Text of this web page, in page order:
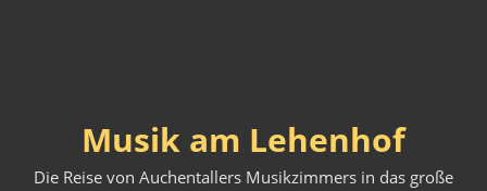
Musik am Lehenhof
Die Reise von Auchentallers Musikzimmers in das große